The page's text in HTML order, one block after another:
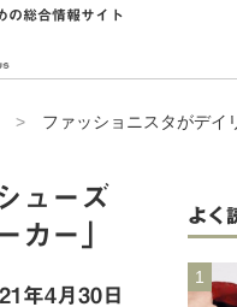
の総合情報サイト
> ファッショニスタがデイ
ューズ
カー」
年4月30日
よく